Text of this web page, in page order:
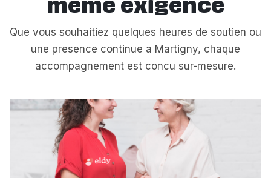
même exigence
Que vous souhaitiez quelques heures de soutien ou
une presence continue a Martigny, chaque
accompagnement est concu sur-mesure.